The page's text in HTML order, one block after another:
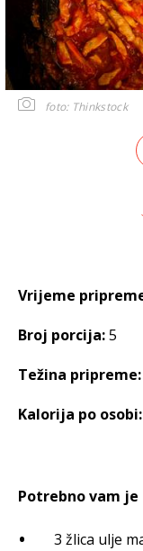
foto: Thinkstock
Vrijeme
Broj porcija:5
Težina pripreme:
Kalorija po osobi:
Potrebno vam je
3 žlica ulje